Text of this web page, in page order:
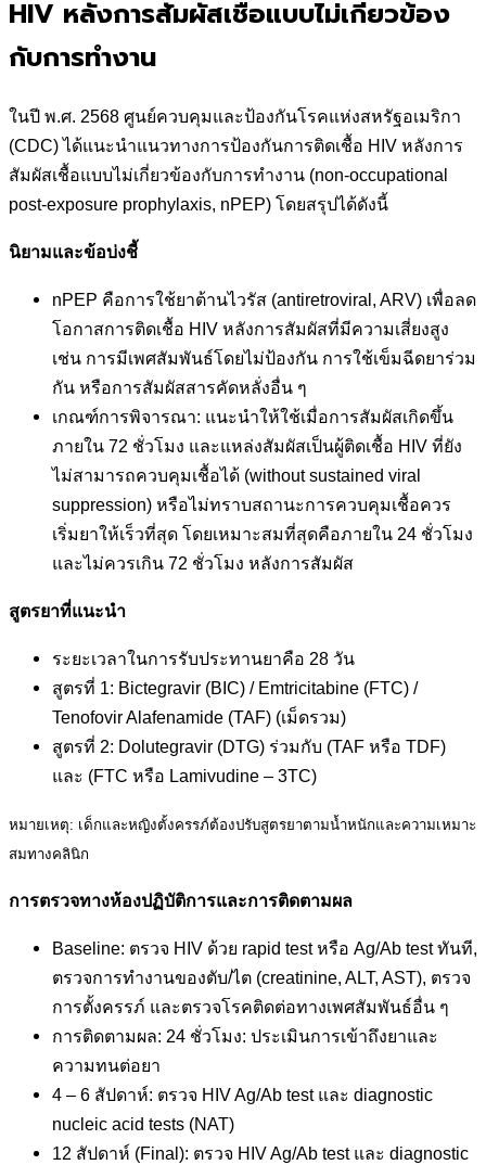
HIV หลังการสัมผัสเชื้อแบบไม่เกี่ยวข้อง
กับการทำงาน
ในปี พ.ศ. 2568 ศูนย์ควบคุมและป้องกันโรคแห่งสหรัฐอเมริกา
(CDC) ได้แนะนำแนวทางการป้องกันการติดเชื้อ HIV หลังการ
สัมผัสเชื้อแบบไม่เกี่ยวข้องกับการทำงาน (non-occupational
post-exposure prophylaxis, nPEP) โดยสรุปได้ดังนี้
นิยามและข้อบ่งชี้
nPEP คือการใช้ยาต้านไวรัส (antiretroviral, ARV) เพื่อลด
โอกาสการติดเชื้อ HIV หลังการสัมผัสที่มีความเสี่ยงสูง
เช่น การมีเพศสัมพันธ์โดยไม่ป้องกัน การใช้เข็มฉีดยาร่วม
กัน หรือการสัมผัสสารคัดหลั่งอื่น ๆ
เกณฑ์การพิจารณา: แนะนำให้ใช้เมื่อการสัมผัสเกิดขึ้น
ภายใน 72 ชั่วโมง และแหล่งสัมผัสเป็นผู้ติดเชื้อ HIV ที่ยัง
ไม่สามารถควบคุมเชื้อได้ (without sustained viral
suppression) หรือไม่ทราบสถานะการควบคุมเชื้อควร
เริ่มยาให้เร็วที่สุด โดยเหมาะสมที่สุดคือภายใน 24 ชั่วโมง
และไม่ควรเกิน 72 ชั่วโมง หลังการสัมผัส
สูตรยาที่แนะนำ
ระยะเวลาในการรับประทานยาคือ 28 วัน
สูตรที่ 1: Bictegravir (BIC) / Emtricitabine (FTC) /
Tenofovir Alafenamide (TAF) (เม็ดรวม)
สูตรที่ 2: Dolutegravir (DTG) ร่วมกับ (TAF หรือ TDF)
และ (FTC หรือ Lamivudine – 3TC)
หมายเหตุ: เด็กและหญิงตั้งครรภ์ต้องปรับสูตรยาตามน้ำหนักและความเหมาะ
สมทางคลินิก
การตรวจทางห้องปฏิบัติการและการติดตามผล
Baseline: ตรวจ HIV ด้วย rapid test หรือ Ag/Ab test ทันที,
ตรวจการทำงานของตับ/ไต (creatinine, ALT, AST), ตรวจ
การตั้งครรภ์ และตรวจโรคติดต่อทางเพศสัมพันธ์อื่น ๆ
การติดตามผล: 24 ชั่วโมง: ประเมินการเข้าถึงยาและ
ความทนต่อยา
4 – 6 สัปดาห์: ตรวจ HIV Ag/Ab test และ diagnostic
nucleic acid tests (NAT)
12 สัปดาห์ (Final): ตรวจ HIV Ag/Ab test และ diagnostic